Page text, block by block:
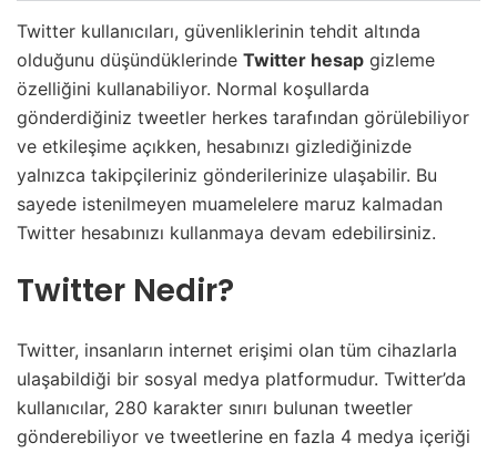
Twitter kullanıcıları, güvenliklerinin tehdit altında
olduğunu düşündüklerinde Twitter hesap gizleme
özelliğini kullanabiliyor. Normal koşullarda
gönderdiğiniz tweetler herkes tarafından görülebiliyor
ve etkileşime açıkken, hesabınızı gizlediğinizde
yalnızca takipçileriniz gönderilerinize ulaşabilir. Bu
sayede istenilmeyen muamelelere maruz kalmadan
Twitter hesabınızı kullanmaya devam edebilirsiniz.
Twitter Nedir?
Twitter, insanların internet erişimi olan tüm cihazlarla
ulaşabildiği bir sosyal medya platformudur. Twitter’da
kullanıcılar, 280 karakter sınırı bulunan tweetler
gönderebiliyor ve tweetlerine en fazla 4 medya içeriği